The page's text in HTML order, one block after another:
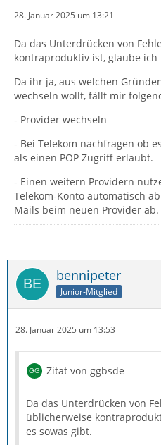
28. Januar 2025 um 13:21
Da das Unterdrücken von
kontraproduktiv ist, glaube ich
Da ihr ja, aus welchen
wechseln wollt, fällt mir
- Provider wechseln
- Bei Telekom nachfragen ob
als einen POP Zugriff erlaubt.
- Einen weitern Providern
Telekom-Konto automatisch
Mails beim neuen Provider ab.
bennipeter
Junior-Mitglied
28. Januar 2025 um 13:53
Zitat von ggbsde
Da das Unterdrücken von
üblicherweise
es sowas gibt.